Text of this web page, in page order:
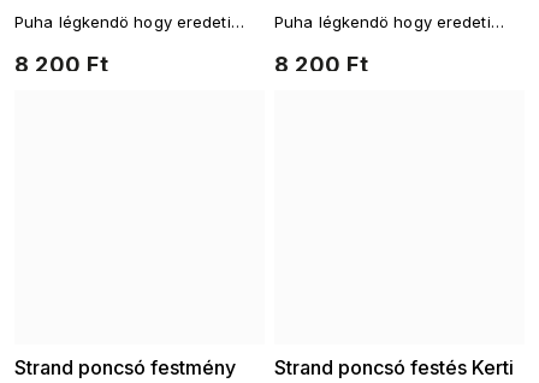
8 200 Ft
Puha légkendö hogy eredeti
fürdőruha felett.
8 200 Ft
Puha légkendö hogy eredeti
fürdőruha felett.
Strand poncsó festmény
Strand poncsó festés Kerti